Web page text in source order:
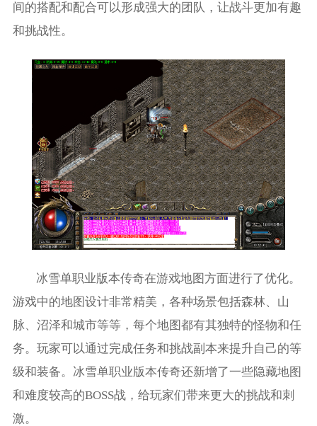
间的搭配和配合可以形成强大的团队，让战斗更加有趣
和挑战性。
冰雪单职业版本传奇在游戏地图方面进行了优化。
游戏中的地图设计非常精美，各种场景包括森林、山
脉、沼泽和城市等等，每个地图都有其独特的怪物和任
务。玩家可以通过完成任务和挑战副本来提升自己的等
级和装备。冰雪单职业版本传奇还新增了一些隐藏地图
和难度较高的BOSS战，给玩家们带来更大的挑战和刺
激。